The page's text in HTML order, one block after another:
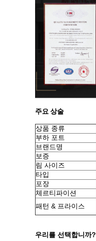
주요 상술
상품 종류
부하 포트
브랜드명
보증
림 사이즈
타입
포장
체르티파이션
패턴 & 프라이스
우리를 선택합니까